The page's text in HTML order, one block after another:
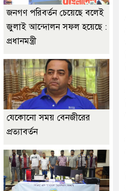
জনগণ পরিবর্তন চেয়েছে বলেই
জুলাই আন্দোলন সফল হয়েছে :
প্রধানমন্ত্রী
যেকোনো সময় বেনজীরের
প্রত্যাবর্তন